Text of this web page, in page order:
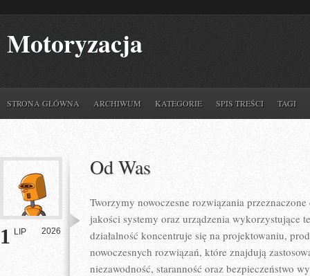
Motoryzacja
STRONA GŁÓWNA ARCHIWUM KATEGORIE SPIS TREŚCI TAGI
1 LIP 2026
Od Was
Tworzymy nowoczesne rozwiązania
jakości systemy oraz urządzenia wykorzystujące
działalność koncentruje się na projektowaniu,
nowoczesnych rozwiązań, które znajdują
niezawodność, staranność oraz bezpieczeństwo